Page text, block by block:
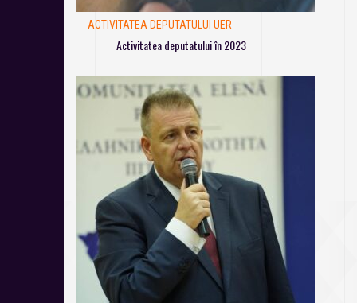
ACTIVITATEA DEPUTATULUI UER
Activitatea deputatului în 2023